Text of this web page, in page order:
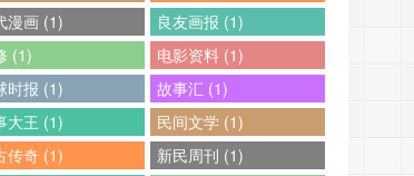
漫画 (1)
良友画报 (1)
(1)
电影资料 (1)
时报 (1)
故事汇 (1)
大王 (1)
民间文学 (1)
传奇 (1)
新民周刊 (1)